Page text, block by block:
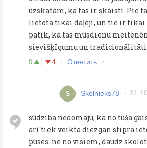
uzskatām, ka tas ir skaisti. Pie
lietota tikai daļēji, un tie ir tikai
patīk, ka tas mūsdienu
sievišķīgumu un
9 4 Ответить
S Skolnieks78
sūdzība nedomāju, ka no tuša
arī tiek veikta diezgan stipra
puses. ne no visiem, daudz